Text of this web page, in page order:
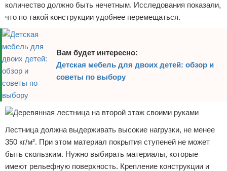
количество должно быть нечетным. Исследования показали,
что по такой конструкции удобнее перемещаться.
Вам будет интересно:
Детская мебель для двоих детей: обзор и
советы по выбору
Лестница должна выдерживать высокие нагрузки, не менее
350 кг/м². При этом материал покрытия ступеней не может
быть скользким. Нужно выбирать материалы, которые
имеют рельефную поверхность. Крепление конструкции и